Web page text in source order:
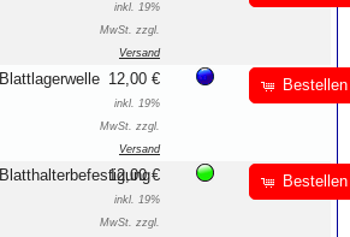
inkl. 19%
MwSt. zzgl.
Versand
Blattlagerwelle 12,00 €
inkl. 19%
MwSt. zzgl.
Versand
Bestellen
Blatthalterbefestigung
12,00 €
inkl. 19%
MwSt. zzgl.
Bestellen